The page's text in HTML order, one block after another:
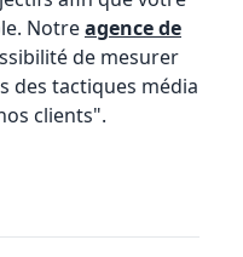
Notreagence de
de mesurer
des tactiques média
clients".